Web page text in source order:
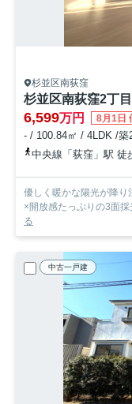
杉並区南荻窪
6,599万円 8月1日
- / 100.84㎡ / 4LDK /築
中央線「荻窪」駅 徒
優しく暖かな陽光が降
×開放感たっぷりの3面
る
中古一戸建